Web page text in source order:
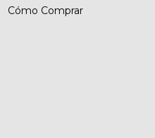
Cómo Comprar